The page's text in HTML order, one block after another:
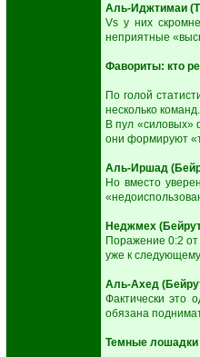
Аль-Иджтимаи
Vs у них
неприятные
Фавориты: кто
По голой
несколько команд.
В пул
они формируют
Аль-Иршад
Но вместо
Неджмех
Поражение 0:2
уже к следующему
Аль-Ахед
Фактически это
обязана
Темные лошадки